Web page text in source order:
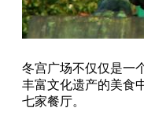
冬宫广场不仅仅是一
丰富文化遗产的美食
七家餐厅。